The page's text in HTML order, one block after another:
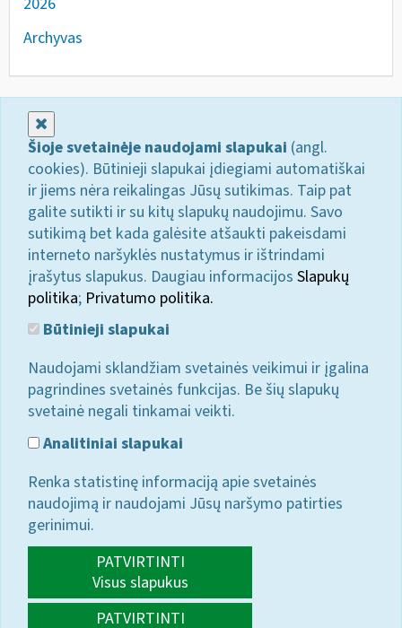
Archyvas
Šioje svetainėje naudojami slapukai (angl.
cookies). Būtinieji slapukai įdiegiami automatiškai
ir jiems nėra reikalingas Jūsų sutikimas. Taip pat
galite sutikti ir su kitų slapukų naudojimu. Savo
sutikimą bet kada galėsite atšaukti pakeisdami
interneto naršyklės nustatymus ir ištrindami
įrašytus slapukus. Daugiau informacijos Slapukų
politika; Privatumo politika.
Būtinieji slapukai
Naudojami sklandžiam svetainės veikimui ir įgalina
pagrindines svetainės funkcijas. Be šių slapukų
svetainė negali tinkamai veikti.
Analitiniai slapukai
Renka statistinę informaciją apie svetainės
naudojimą ir naudojami Jūsų naršymo patirties
gerinimui.
PATVIRTINTI
Visus slapukus
PATVIRTINTI